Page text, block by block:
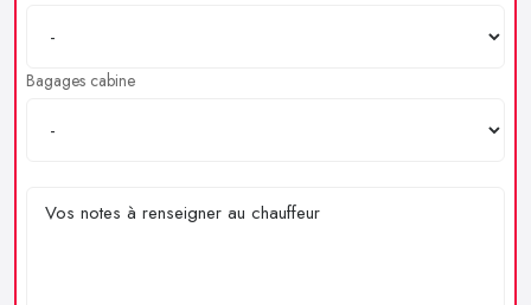
Bagages cabine